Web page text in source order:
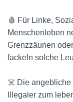
🩸 Für Linke,
Menschenleben
Grenzzäunen
fackeln solche
☠️ Die angebliche
Illegaler zum